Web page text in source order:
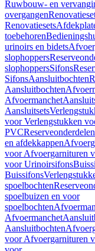
Ruwbouw- en
overgangen
Renovatiesets
toebehoren
urinoirs en bidets
slophoppers
slophoppersSifons
SifonsAansluitbochten
Aansluitbochten
Afvoermanchet
Aansluitsets
voor Verlengstukken
PVC
en afdekkappen
voor Afvoergarnituren
voor Urinoirsifons
Buissifons
spoelbochten
spoelbuizen en voor
spoelbochten
Afvoermanchet
Aansluitbochten
voor Afvoergarnituren